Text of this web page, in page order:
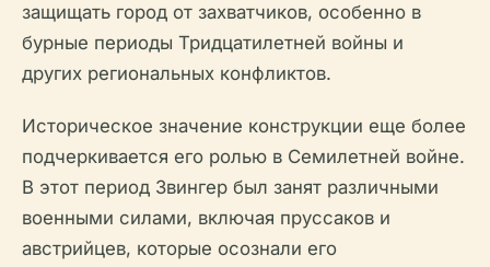
защищать город от захватчиков, особенно в
бурные периоды Тридцатилетней войны и
других региональных конфликтов.
Историческое значение конструкции еще более
подчеркивается его ролью в Семилетней войне.
В этот период Звингер был занят различными
военными силами, включая пруссаков и
австрийцев, которые осознали его